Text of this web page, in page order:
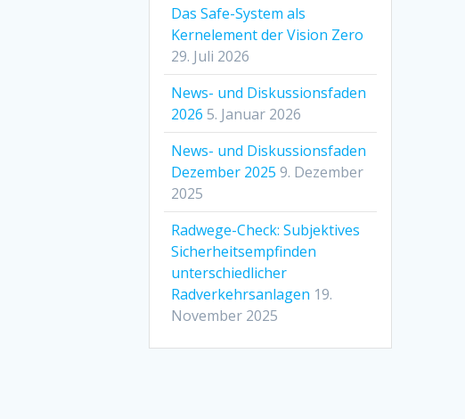
Das Safe-System als
Kernelement der Vision Zero
29. Juli 2026
News- und Diskussionsfaden
2026 5. Januar 2026
News- und Diskussionsfaden
Dezember 2025 9. Dezember
2025
Radwege-Check: Subjektives
Sicherheitsempfinden
unterschiedlicher
Radverkehrsanlagen 19.
November 2025